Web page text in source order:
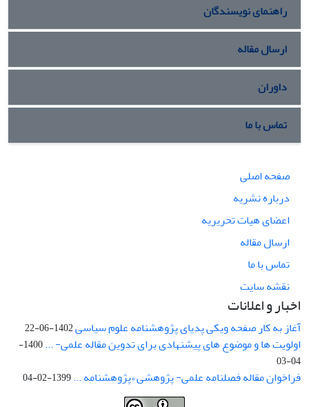
راهنمای نویسندگان
ارسال مقاله
داوران
تماس با ما
صفحه اصلی
درباره نشریه
اعضای هیات تحریریه
ارسال مقاله
تماس با ما
نقشه سایت
اخبار و اعلانات
آغاز به کار صفحه ویکی پدیای پژوهشنامه علوم سیاسی1402-06-22
اولویت ها و موضوع های پیشنهادی برای تدوین مقاله علمی- ...
1400-
04-03
فراخوان مقاله فصلنامه علمی- پژوهشی «پژوهشنامه ...1399-02-04